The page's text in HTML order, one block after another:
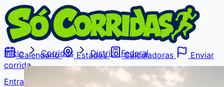
Calendário Estados Calculadoras
Enviar
corrida
Entrar
Início Corridas Distrito Federal